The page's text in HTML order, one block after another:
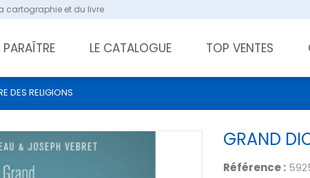
la cartographie et du livre
LE CATALOGUE TOP VENTES
DES RELIGIONS
GRAND
Référence :